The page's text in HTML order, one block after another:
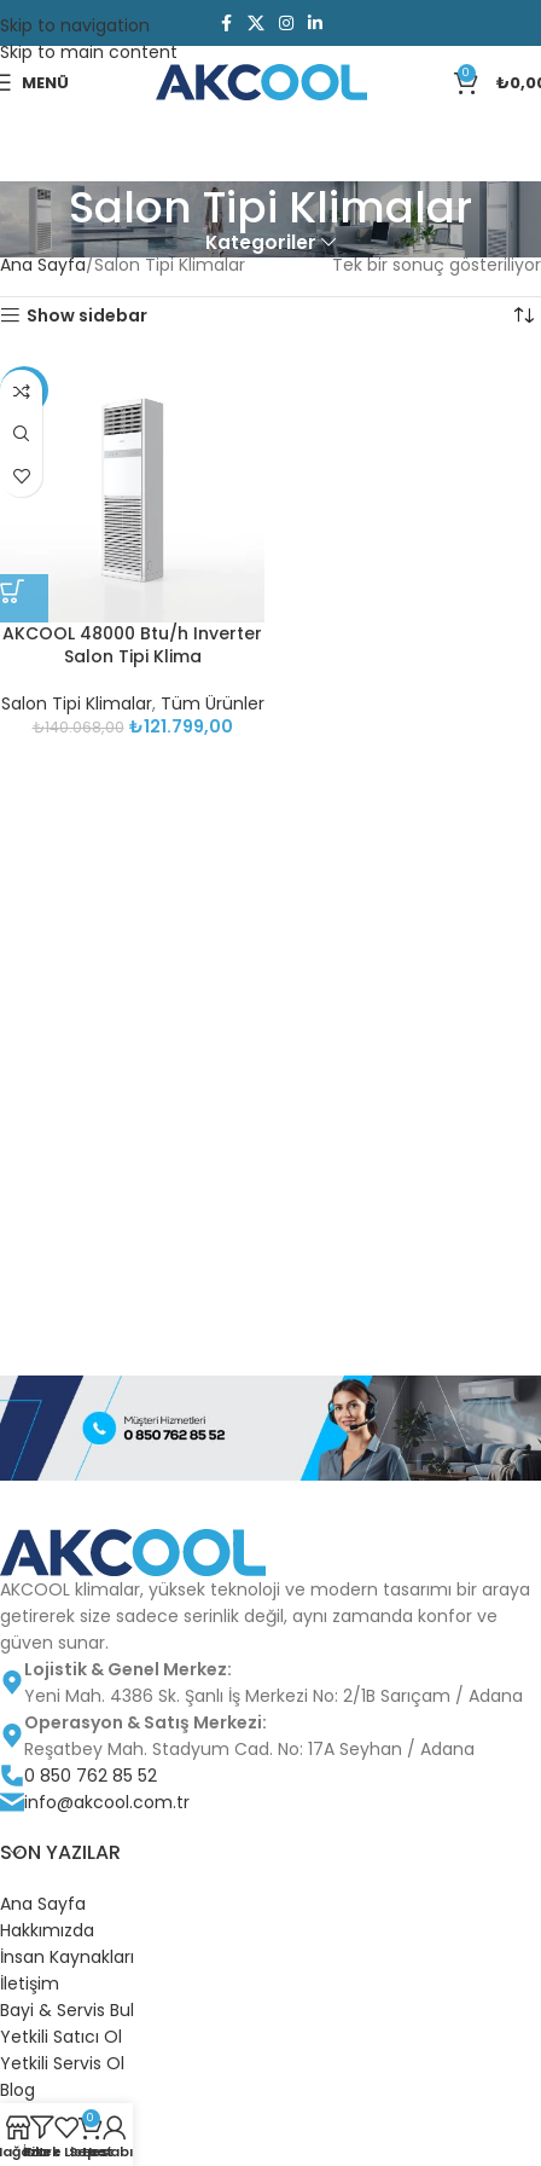
Skip to navigation
Skip to main content
MENÜ 0 ₺
Salon Tipi Klimalar
Kategoriler
Ana Sayfa Salon Tipi Klimalar Tek bir sonuç gösteriliyor
Show sidebar
-13%
AKCOOL 48000 Btu/h Inverter
Salon Tipi Klima
Salon Tipi Klimalar, Tüm Ürünler
₺140.068,00 ₺121.799,00
AKCOOL klimalar, yüksek teknoloji ve modern tasarımı bir araya
getirerek size sadece serinlik değil, aynı zamanda konfor ve
güven sunar.
Lojistik & Genel Merkez:
Yeni Mah. 4386 Sk. Şanlı İş Merkezi No: 2/1B Sarıçam / Adana
Operasyon & Satış Merkezi:
Reşatbey Mah. Stadyum Cad. No: 17A Seyhan / Adana
0 850 762 85 52
info@akcool.com.tr
SON YAZILAR
Ana Sayfa
Hakkımızda
İnsan Kaynakları
İletişim
Bayi & Servis Bul
Yetkili Satıcı Ol
Yetkili Servis Ol
Blog
S.S.S.
Bilgi Bankası
Filtre
İstek Listesi
0
Sepet
Hesabım